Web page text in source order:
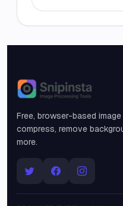
Snipinsta
Free, browser-based
compress, remove
more.